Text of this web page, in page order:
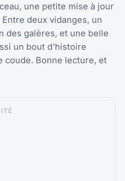
une petite mise à jour
deux vidanges, un
des galères, et une belle
un bout d'histoire
coude. Bonne lecture, et